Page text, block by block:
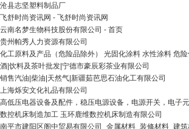
沧县志坚塑料制品厂
飞舒时尚资讯网 - 飞舒时尚资讯网
云南名梦生物科技股份有限公司 - 首页
贵州帕秀人力资源有限公司
化工原料及产品（危险品除外） 光固化涂料 水性涂料 危
酒|饮料及茶叶批发|宁德市豪辰彩茶业有限公司
销售汽油|柴油|天然气|新疆茹芭思石油化工有限公司
上海烁安文化礼品有限公司
高低压电器设备及配件，稳压电源设备，电源开关，电子
数控机床制造加工 玉环鹿维数控机床制造有限公司
南平市建阳区阁中贸易有限公司_金属材料_装修材料_建